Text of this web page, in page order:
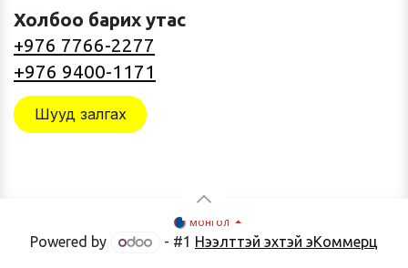
Холбоо барих утас
+976 7766-2277
+976 9400-1171
Шууд залгах
монгол
Powered by - #1 Нээлттэй эхтэй эКоммерц